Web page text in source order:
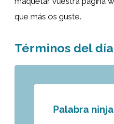
que más os guste.
Términos del día
Palabra ninja